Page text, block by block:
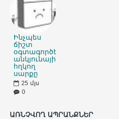
Ինչպես
ճիշտ
օգտագործել
անկյունային
հղկող
սարքը
25 մյս
0
ԱՌՆՉՎՈՂ ԱՊՐԱՆՔՆԵՐ